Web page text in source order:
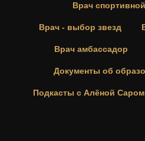
Врач
Врач - выбор звезд
Врач амбассадор
Документы об
Подкасты с Алёной